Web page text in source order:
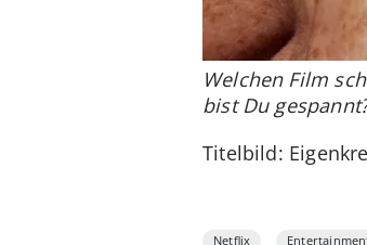
Welchen Film
bist Du
Titelbild:
Netflix